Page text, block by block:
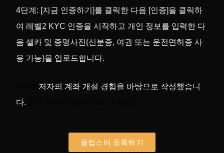
4단계: [지금 인증하기]를 클릭한 다음 [인증]을 클릭하
여 레벨2 KYC 인증을 시작하고 개인 정보를 입력한 다
음 셀카 및 증명사진(신분증, 여권 또는 운전면허증 사
용 가능)을 업로드합니다.
저자의 계좌 개설 경험을 바탕으로 작성했습니
다.
플립스터 등록하기